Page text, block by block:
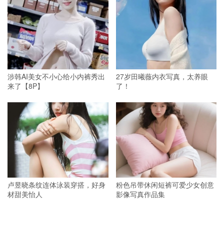
涉韩AI美女不小心给小内裤秀出
来了【8P】
27岁田曦薇内衣写真，太养眼
了！
卢昱晓条纹连体泳装穿搭，好身
材甜美怡人
粉色吊带休闲短裤可爱少女创意
影像写真作品集